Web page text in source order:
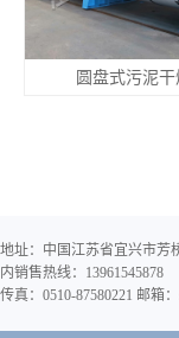
圆盘式污泥
地址：中国江苏省宜兴市芳
内销售热线：13961545878
传真：0510-87580221 邮箱